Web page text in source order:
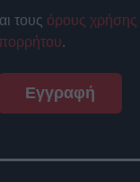
τους
πολιτική απορρήτου